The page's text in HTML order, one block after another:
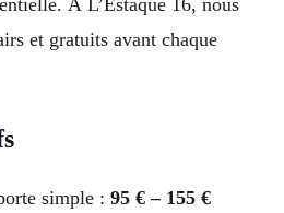
À L’Estaque 16, nous
et gratuits avant chaque
simple : 95 € – 155 €